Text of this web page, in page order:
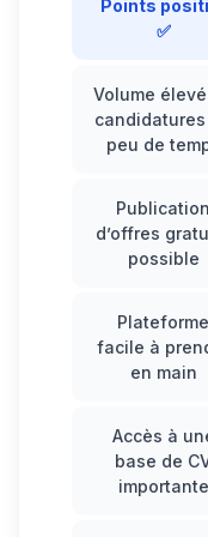
Points
✅
Volume
candidatures
peu de
Publication
d’offres
possible
Plateforme
facile à
en main
Accès à
base de
importante